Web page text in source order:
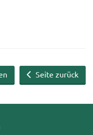
Seite zurück